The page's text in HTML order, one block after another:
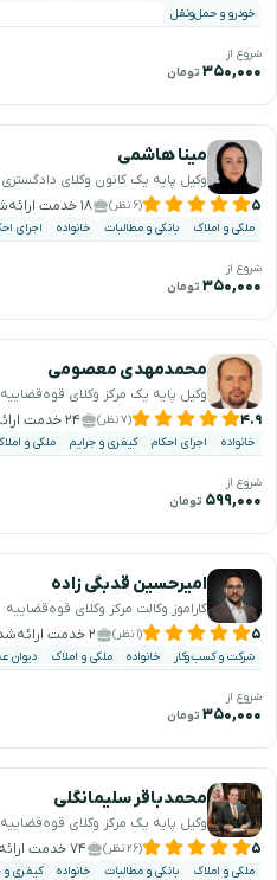
خودرو و حمل‌ونقل
شروع از
۳۵۰,۰۰۰ تومان
مینا هاشمی
وکیل پایه یک کانون وکلای دادگستری
۵ (۶ نظر) ۱۸ خدمت ارائه‌شده
ملکی و املاک بانکی و مطالبات خانواده اجرای
شروع از
۳۵۰,۰۰۰ تومان
محمدمهدی معصومی
وکیل پایه یک مرکز وکلای قوه‌قضاییه
۴.۹ (۷ نظر) ۲۴ خدمت ارائه‌شده
خانواده اجرای احکام کیفری و جرایم ملکی و
شروع از
۵۹۹,۰۰۰ تومان
امیرحسین قدبگی زاده
کاراموز وکالت مرکز وکلای قوه‌قضاییه
۵ (۱ نظر) ۲ خدمت ارائه‌شده
شرکت و کسب‌وکار خانواده ملکی و املاک دیوان
شروع از
۳۵۰,۰۰۰ تومان
محمدباقر سلیمانگلی
وکیل پایه یک مرکز وکلای قوه‌قضاییه
۵ (۲۶ نظر) ۷۴ خدمت ارائه‌شده
ملکی و املاک بانکی و مطالبات خانواده کیفری و